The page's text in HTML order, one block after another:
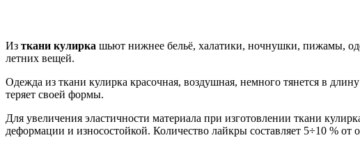
Из ткани кулирка шьют нижнее бельё, халатики, ночнушки, пижамы,
летних вещей.
Одежда из ткани кулирка красочная, воздушная, немного тянется в
теряет своей формы.
Для увеличения эластичности материала при изготовлении ткани
деформации и износостойкой. Количество лайкры составляет 5÷10 % от